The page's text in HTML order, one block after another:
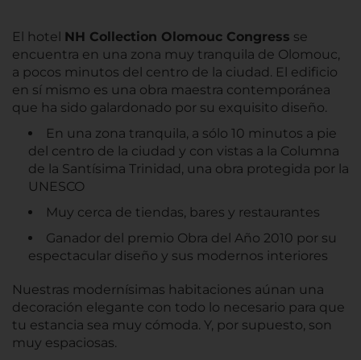
El hotel NH Collection Olomouc Congress se
encuentra en una zona muy tranquila de Olomouc,
a pocos minutos del centro de la ciudad. El edificio
en sí mismo es una obra maestra contemporánea
que ha sido galardonado por su exquisito diseño.
En una zona tranquila, a sólo 10 minutos a pie
del centro de la ciudad y con vistas a la Columna
de la Santísima Trinidad, una obra protegida por la
UNESCO
Muy cerca de tiendas, bares y restaurantes
Ganador del premio Obra del Año 2010 por su
espectacular diseño y sus modernos interiores
Nuestras modernísimas habitaciones aúnan una
decoración elegante con todo lo necesario para que
tu estancia sea muy cómoda. Y, por supuesto, son
muy espaciosas.